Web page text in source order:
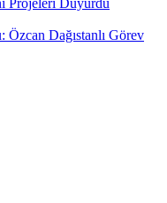
Projeleri Duyurdu
Dağıstanlı Görev